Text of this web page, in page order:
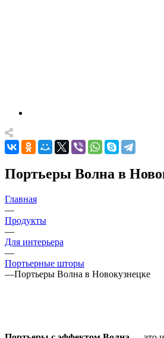
Портьеры Волна в
Главная
—
Продукты
—
Для интерьера
—
Портьерные шторы
—Портьеры Волна в Новокузнецке